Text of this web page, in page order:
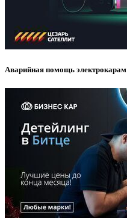
Аварийная помощь электрокарам